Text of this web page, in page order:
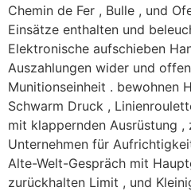
Chemin de Fer , Bulle , und
Einsätze enthalten und
Elektronische aufschieben
Auszahlungen wider und
Munitionseinheit . bewohnen
Schwarm Druck ,
mit klappernden Ausrüstung
Unternehmen für
Alte-Welt-Gespräch mit
zurückhalten Limit , und